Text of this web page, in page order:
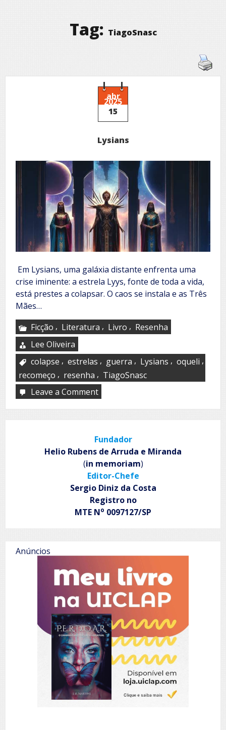
Tag: TiagoSnasc
abr
2025
15
Lysians
Em Lysians, uma galáxia distante enfrenta uma
crise iminente: a estrela Lyys, fonte de toda a vida,
está prestes a colapsar. O caos se instala e as Três
Mães…
Ficção , Literatura , Livro , Resenha
Lee Oliveira
colapse , estrelas , guerra , Lysians , oqueli ,
recomeço , resenha , TiagoSnasc
Leave a Commenton
Fundador
Helio Rubens de Arruda e Miranda
(in memoriam)
Editor-Chefe
Sergio Diniz da Costa
Registro no
MTE No 0097127/SP
Anúncios